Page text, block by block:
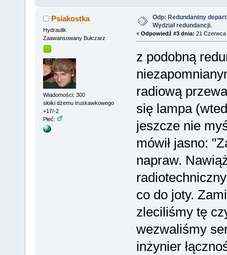
Psiakostka
Hydraulik
Zaawansowany Bułczarz
Wiadomości: 300
słoiki dżemu truskawkowego
+17/-2
Płeć:
Odp: Redundantny
Wydział redundancji.
« Odpowiedź #3 dnia: 21 Czerwca
z podobną
radiową
się lampa
jeszcze nie
mówił jasno:
napraw.
co do joty.
zleciliśmy tę
wezwaliśmy
inżynier